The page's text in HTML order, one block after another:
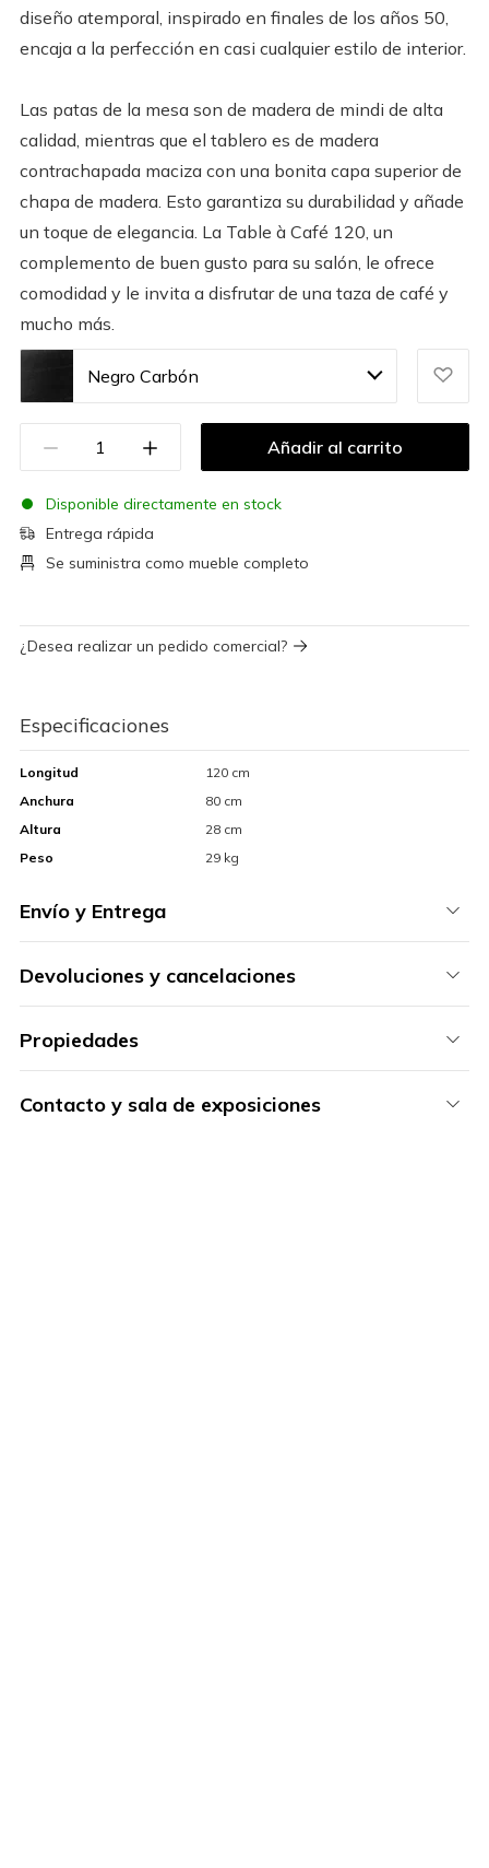
diseño atemporal, inspirado en finales de los años 50,
encaja a la perfección en casi cualquier estilo de interior.
Las patas de la mesa son de madera de mindi de alta
calidad, mientras que el tablero es de madera
contrachapada maciza con una bonita capa superior de
chapa de madera. Esto garantiza su durabilidad y añade
un toque de elegancia. La Table à Café 120, un
complemento de buen gusto para su salón, le ofrece
comodidad y le invita a disfrutar de una taza de café y
mucho más.
Negro Carbón
Añadir al carrito
Disponible directamente en stock
Entrega rápida
Se suministra como mueble completo
¿Desea realizar un pedido comercial?
Especificaciones
Longitud
120 cm
Anchura
80 cm
Altura
28 cm
Peso
29 kg
Envío y Entrega
Devoluciones y cancelaciones
Propiedades
Contacto y sala de exposiciones